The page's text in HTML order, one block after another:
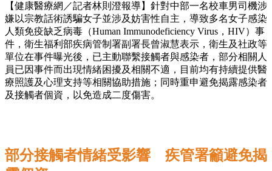
【健康醫療網／記者林則澄報導】針對中部一名校車男司機涉
嫌以宗教話術誘騙女子並涉及妨害性自主，導致多名女子感染
人類免疫缺乏病毒（Human Immunodeficiency Virus，HIV）事
件，衛生福利部疾病管制署副署長曾淑慧表示，衛生及社政等
單位在事件曝光後，已主動聯繫接觸者與感染者，部分相關人
員已因事件而出現情緒困擾及相關不適，目前均有持續提供醫
療照護及心理支持等相關協助措施；同時重申避免揭露感染者
及接觸者個資，以免造成二度傷害。
部分接觸者情緒受影響 疾管署籲避免揭